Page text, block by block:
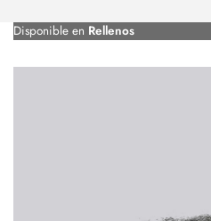
Disponible en Rellenos